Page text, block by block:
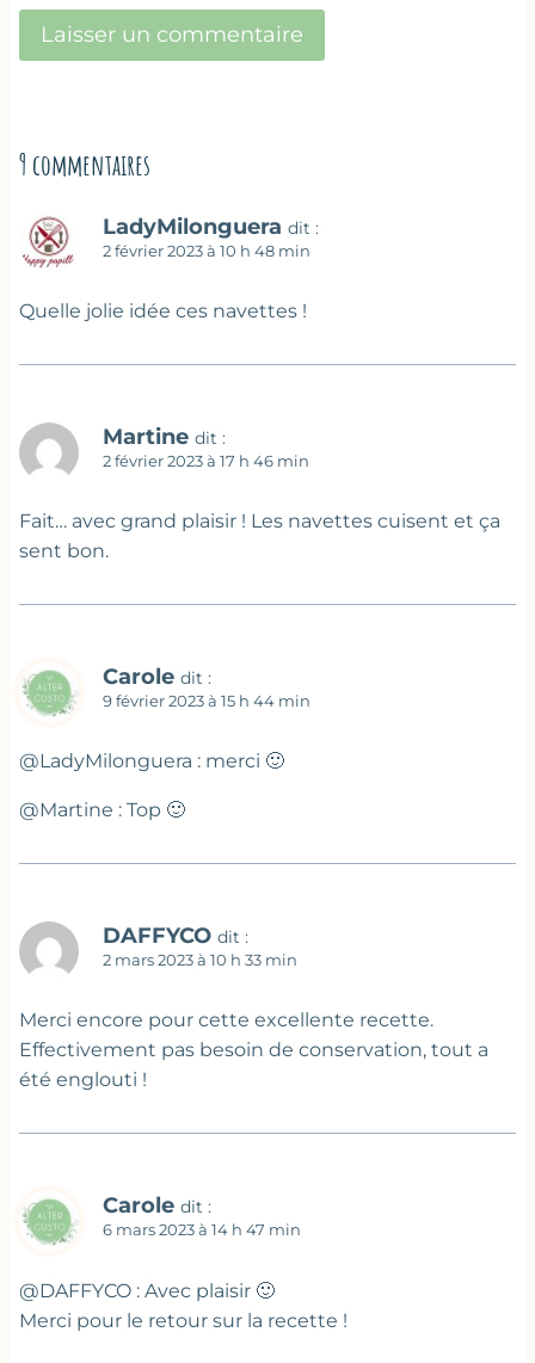
9 commentaires
LadyMilonguera dit :
2 février 2023 à 10 h 48 min
Quelle jolie idée ces navettes !
Martine dit :
2 février 2023 à 17 h 46 min
Fait… avec grand plaisir ! Les navettes cuisent et ça
sent bon.
Carole dit :
9 février 2023 à 15 h 44 min
@LadyMilonguera : merci 🙂
@Martine : Top 🙂
DAFFYCO dit :
2 mars 2023 à 10 h 33 min
Merci encore pour cette excellente recette.
Effectivement pas besoin de conservation, tout a
été englouti !
Carole dit :
6 mars 2023 à 14 h 47 min
@DAFFYCO : Avec plaisir 🙂
Merci pour le retour sur la recette !